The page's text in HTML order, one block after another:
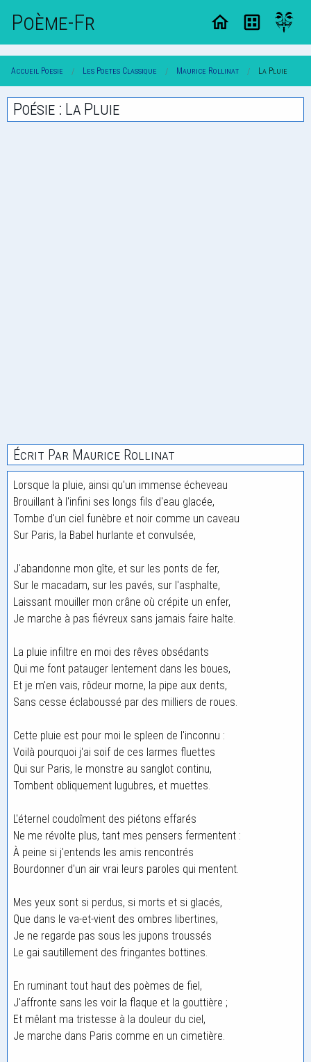
Poème-Fr
Accueil Poesie Les Poetes Classique Maurice Rollinat La Pluie
Poésie : La Pluie
Écrit Par Maurice Rollinat
Lorsque la pluie, ainsi qu'un immense écheveau
Brouillant à l'infini ses longs fils d'eau glacée,
Tombe d'un ciel funèbre et noir comme un caveau
Sur Paris, la Babel hurlante et convulsée,
J'abandonne mon gîte, et sur les ponts de fer,
Sur le macadam, sur les pavés, sur l'asphalte,
Laissant mouiller mon crâne où crépite un enfer,
Je marche à pas fiévreux sans jamais faire halte.
La pluie infiltre en moi des rêves obsédants
Qui me font patauger lentement dans les boues,
Et je m'en vais, rôdeur morne, la pipe aux dents,
Sans cesse éclaboussé par des milliers de roues.
Cette pluie est pour moi le spleen de l'inconnu :
Voilà pourquoi j'ai soif de ces larmes fluettes
Qui sur Paris, le monstre au sanglot continu,
Tombent obliquement lugubres, et muettes.
L'éternel coudoîment des piétons effarés
Ne me révolte plus, tant mes pensers fermentent :
À peine si j'entends les amis rencontrés
Bourdonner d'un air vrai leurs paroles qui mentent.
Mes yeux sont si perdus, si morts et si glacés,
Que dans le va-et-vient des ombres libertines,
Je ne regarde pas sous les jupons troussés
Le gai sautillement des fringantes bottines.
En ruminant tout haut des poèmes de fiel,
J'affronte sans les voir la flaque et la gouttière ;
Et mêlant ma tristesse à la douleur du ciel,
Je marche dans Paris comme en un cimetière.